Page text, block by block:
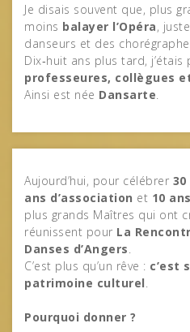
Je disais souvent que, plus
moins balayer l’Opéra,
danseurs et des
Dix‑huit ans plus tard, j’étais
professeures, collègues
Ainsi est née Dansarte
Aujourd’hui, pour célébrer
ans d’association et 10
plus grands Maîtres qui ont
réunissent pour La
Danses d’Angers
C’est plus qu’un rêve : c’est
patrimoine culturel
Pourquoi donner ?